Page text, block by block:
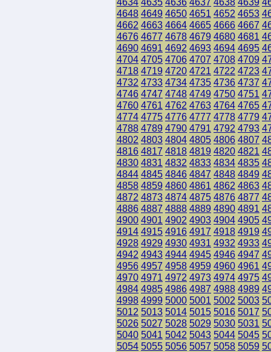
4648 4649 4650 4651 4652 4653
4662 4663 4664 4665 4666 4667
4676 4677 4678 4679 4680 4681
4690 4691 4692 4693 4694 4695
4704 4705 4706 4707 4708 4709
4718 4719 4720 4721 4722 4723
4732 4733 4734 4735 4736 4737
4746 4747 4748 4749 4750 4751
4760 4761 4762 4763 4764 4765
4774 4775 4776 4777 4778 4779
4788 4789 4790 4791 4792 4793
4802 4803 4804 4805 4806 4807
4816 4817 4818 4819 4820 4821
4830 4831 4832 4833 4834 4835
4844 4845 4846 4847 4848 4849
4858 4859 4860 4861 4862 4863
4872 4873 4874 4875 4876 4877
4886 4887 4888 4889 4890 4891
4900 4901 4902 4903 4904 4905
4914 4915 4916 4917 4918 4919
4928 4929 4930 4931 4932 4933
4942 4943 4944 4945 4946 4947
4956 4957 4958 4959 4960 4961
4970 4971 4972 4973 4974 4975
4984 4985 4986 4987 4988 4989
4998 4999 5000 5001 5002 5003
5012 5013 5014 5015 5016 5017
5026 5027 5028 5029 5030 5031
5040 5041 5042 5043 5044 5045
5054 5055 5056 5057 5058 5059